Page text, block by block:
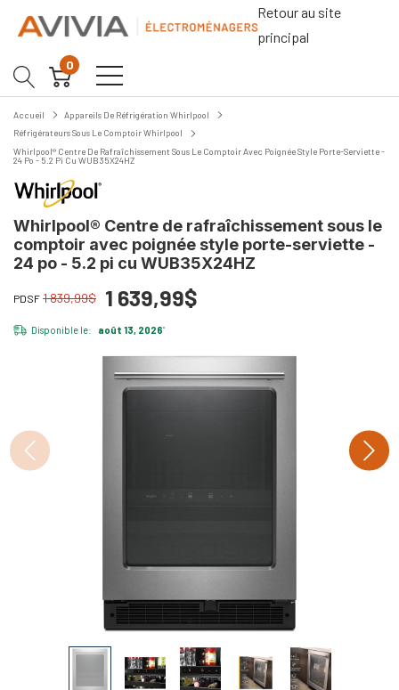
Retour au site
principal
0
Accueil
Appareils De Réfrigération Whirlpool
Réfrigérateurs Sous Le Comptoir Whirlpool
Whirlpool® Centre De Rafraîchissement Sous Le Comptoir Avec Poignée Style Porte-Serviette -
24 Po - 5.2 Pi Cu WUB35X24HZ
Whirlpool® Centre de rafraîchissement sous le
comptoir avec poignée style porte-serviette -
24 po - 5.2 pi cu WUB35X24HZ
PDSF 1 839,99$ 1 639,99$
Disponible le: août 13, 2026*